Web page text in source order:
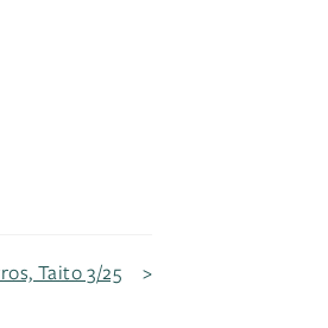
Taito 3/25